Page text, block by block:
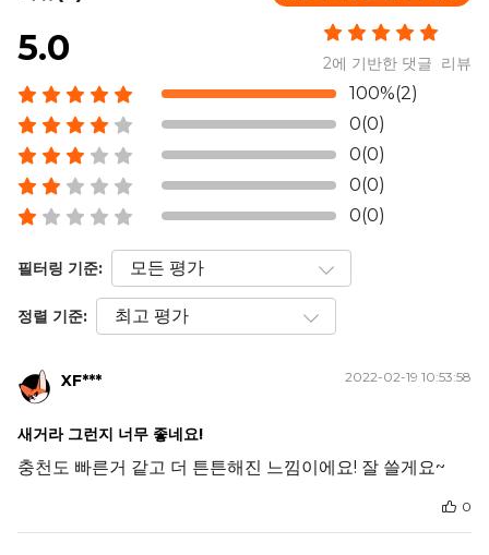
5.0 2에 기반한 댓글 리뷰
100%(2)
0(0)
0(0)
0(0)
0(0)
필터링 기준:
정렬 기준:
XF*** 2022-02-19 10:53:58
새거라 그런지 너무 좋네요!
충천도 빠른거 같고 더 튼튼해진 느낌이에요! 잘 쓸게요~
0